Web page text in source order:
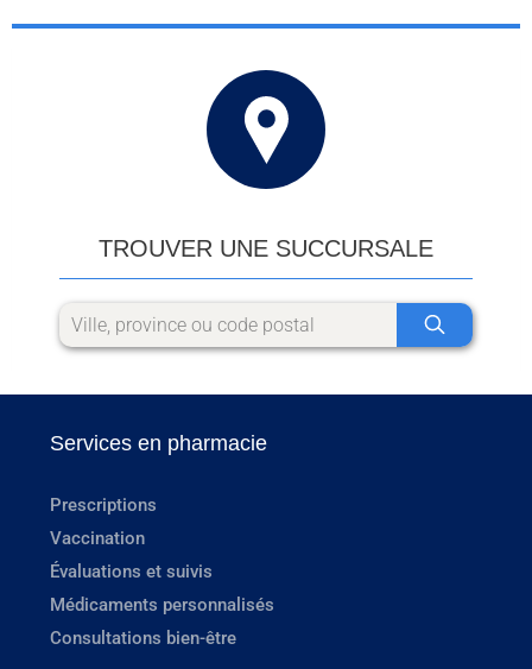
TROUVER UNE SUCCURSALE
Services en pharmacie
Prescriptions
Vaccination
Évaluations et suivis
Médicaments personnalisés
Consultations bien-être